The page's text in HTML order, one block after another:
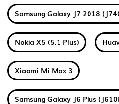
Samsung Galaxy J7 2018
Nokia X5 (5.1 Plus)
Xiaomi Mi Max 3
Samsung Galaxy J6 Plus